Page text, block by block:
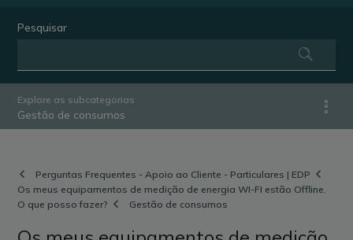
Pesquisar
Explore as subcategorias
Gestão de consumos
Perguntas Frequentes - Apoio ao Cliente - Particulares | EDP
Os meus equipamentos de medição de energia WI-FI estão Offline.
O que posso fazer?
Gestão de consumos